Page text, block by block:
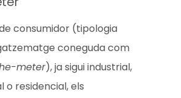
consumidor (tipologia
coneguda com
meter), ja sigui industrial,
o residencial, els